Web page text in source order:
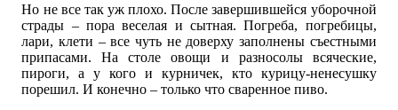
Но не все так уж плохо. После завершившейся уборочной
страды – пора веселая и сытная. Погреба, погребицы,
лари, клети – все чуть не доверху заполнены съестными
припасами. На столе овощи и разносолы всяческие,
пироги, а у кого и курничек, кто курицу-ненесушку
порешил. И конечно – только что сваренное пиво.